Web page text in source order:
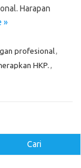
Harapan
»
profesional,
HKP. ,
Cari